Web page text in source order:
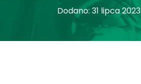
Dodano: 31 lipca 2023